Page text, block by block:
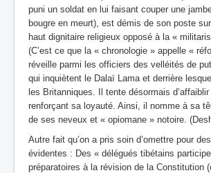
puni un soldat en lui faisant couper une
bougre en meurt), est démis de son poste
haut dignitaire religieux opposé à la «
(C’est ce que la « chronologie » appelle «
réveille parmi les officiers des velléités de
qui inquiètent le Dalaï Lama et derrière
les Britanniques. Il tente désormais d’affaiblir
renforçant sa loyauté. Ainsi, il nomme à sa
de ses neveux et « opiomane » notoire.
Autre fait qu’on a pris soin d’omettre pour
évidentes : Des « délégués tibétains
préparatoires à la révision de la Constitution